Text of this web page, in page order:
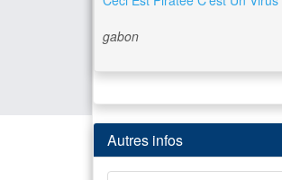
gabon
Autres infos